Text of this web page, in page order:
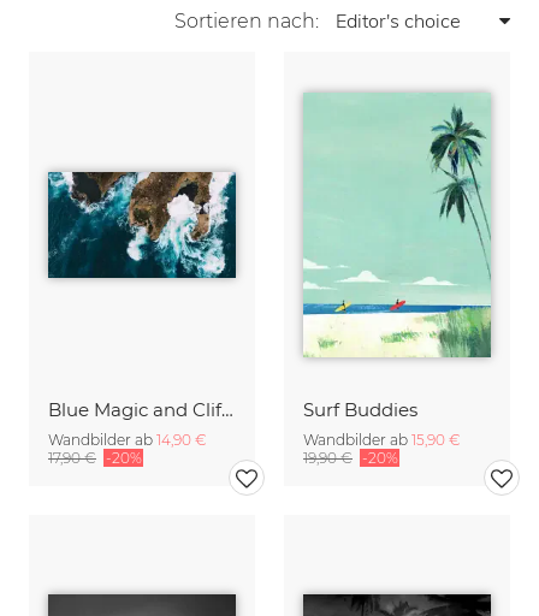
Sortieren nach:
Blue Magic and Cliffs Nusa Lembongan Bali Indonesia
Wandbilder ab 14,90 €
17,90 € -20%
Surf Buddies
Wandbilder ab 15,90 €
19,90 € -20%